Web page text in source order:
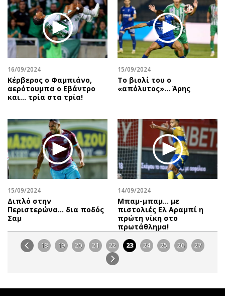
16/09/2024
Κέρβερος ο Φαμπιάνο,
αερότουμπα ο Εβάντρο
και… τρία στα τρία!
15/09/2024
Το βιολί του ο
«απόλυτος»… Άρης
15/09/2024
Διπλό στην
Περιστερώνα… δια ποδός
Σαμ
14/09/2024
Μπαμ-μπαμ… με
πιστολιές Ελ Αραμπί η
πρώτη νίκη στο
πρωτάθλημα!
18 19 20 21 22 23 24 25 26 27